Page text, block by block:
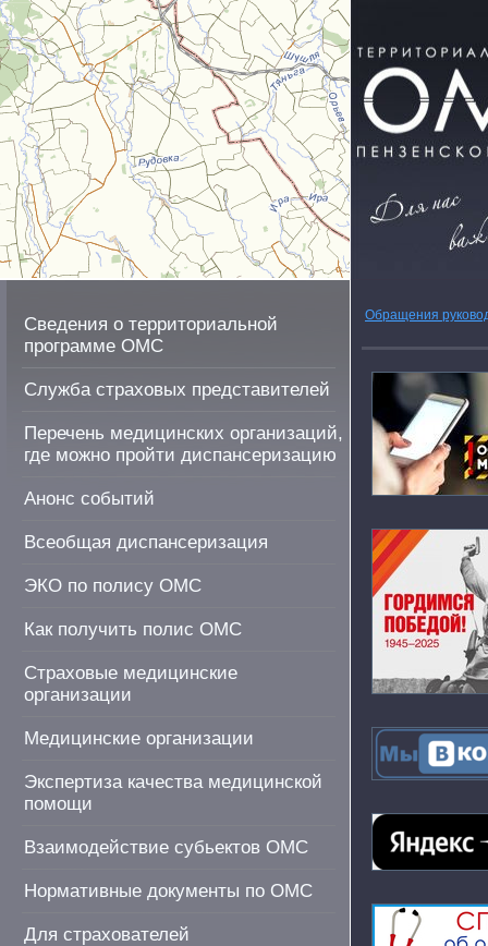
Сведения о территориальной
программе ОМС
Служба страховых представителей
Перечень медицинских организаций,
где можно пройти диспансеризацию
Анонс событий
Всеобщая диспансеризация
ЭКО по полису ОМС
Как получить полис ОМС
Страховые медицинские
организации
Медицинские организации
Экспертиза качества медицинской
помощи
Взаимодействие субьектов ОМС
Нормативные документы по ОМС
Для страхователей
Обращения